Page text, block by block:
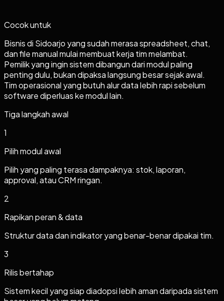
Cocok untuk
Bisnis di Sidoarjo yang sudah merasa spreadsheet, chat,
dan file manual mulai membuat kerja tim melambat.
Pemilik yang ingin sistem dibangun dari modul paling
penting dulu, bukan dipaksa langsung besar sejak awal.
Tim operasional yang butuh alur data lebih rapi sebelum
software diperluas ke modul lain.
Tiga langkah awal
1
Pilih modul awal
Pilih yang paling terasa dampaknya: stok, laporan,
approval, atau CRM ringan.
2
Rapikan peran & data
Struktur data dan indikator yang benar-benar dipakai tim.
3
Rilis bertahap
Sistem kecil yang siap diadopsi lebih aman daripada sistem